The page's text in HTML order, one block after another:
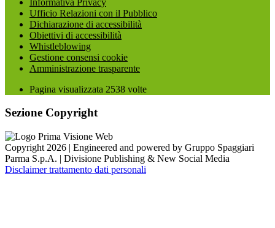
Ufficio Relazioni con il Pubblico
Dichiarazione di accessibilità
Obiettivi di accessibilità
Whistleblowing
Gestione consensi cookie
Amministrazione trasparente
Pagina visualizzata 2538 volte
Sezione Copyright
Copyright 2026 | Engineered and powered by Gruppo Spaggiari
Parma S.p.A. | Divisione Publishing & New Social Media
Disclaimer trattamento dati personali